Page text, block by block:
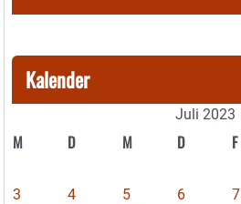
Kalender
Juli 2023
M D M D F
3
4 5 6 7